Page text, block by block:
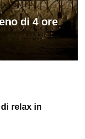
di 4 ore
relax in